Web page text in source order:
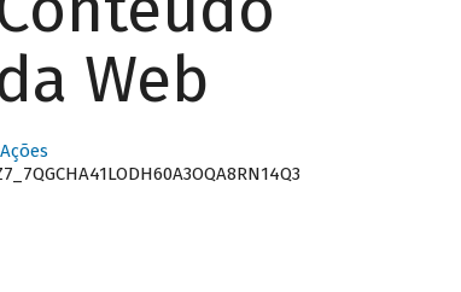
Web
Ações